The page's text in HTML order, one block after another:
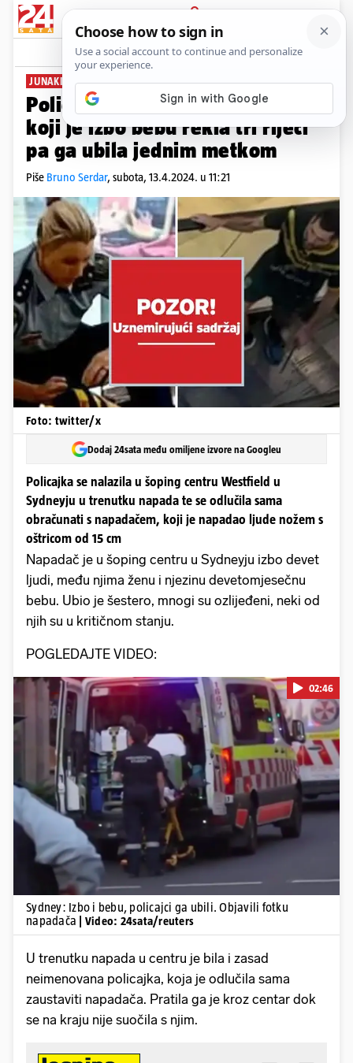
PRIJAVA
News Komentari
JUNAKINJA
Policajka heroina: Napadaču
koji je izbo bebu rekla tri riječi
pa ga ubila jednim metkom
Piše Bruno Serdar, subota, 13.4.2024. u 11:21
Foto: twitter/x
Dodaj 24sata među omiljene izvore na Googleu
Policajka se nalazila u šoping centru Westfield u
Sydneyju u trenutku napada te se odlučila sama
obračunati s napadačem, koji je napadao ljude nožem s
oštricom od 15 cm
Napadač je u šoping centru u Sydneyju izbo devet
ljudi, među njima ženu i njezinu devetomjesečnu
bebu. Ubio je šestero, mnogi su ozlijeđeni, neki od
njih su u kritičnom stanju.
POGLEDAJTE VIDEO:
Pokretanje videa...
02:46
Sydney: Izbo i bebu, policajci ga ubili. Objavili fotku
napadača
| Video: 24sata/reuters
U trenutku napada u centru je bila i zasad
neimenovana policajka, koja je odlučila sama
zaustaviti napadača. Pratila ga je kroz centar dok
se na kraju nije suočila s njim.